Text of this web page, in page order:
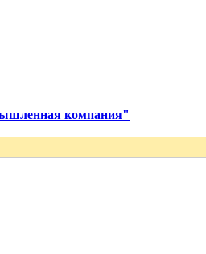
компания"